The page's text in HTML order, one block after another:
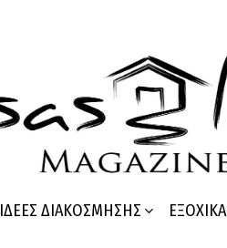
ΙΔΈΕΣ ΔΙΑΚΌΣΜΗΣΗΣ ΕΞΟΧΙΚΆ